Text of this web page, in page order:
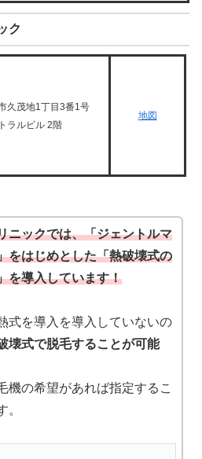
ク
久茂地1丁目3番1号
ラルビル 2階
地図
ニックでは、「ジェントルマ
をはじめとした「熱破壊式の
を導入しています！
式を導入を導入していないの
壊式で脱毛することが可能
機の希望があれば指定するこ
。